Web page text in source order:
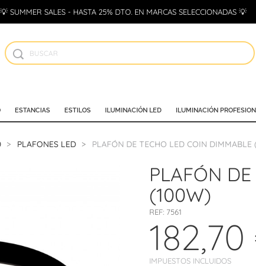
💡 SUMMER SALES - HASTA 25% DTO. EN MARCAS SELECCIONADAS 💡
ESTANCIAS ESTILOS ILUMINACIÓN LED ILUMINACIÓN
PLAFONES LED PLAFÓN DE TECHO LED COIN DIMMABLE
PLAFÓN
(100W)
REF: 7561
IMPUESTOS INCLUIDOS